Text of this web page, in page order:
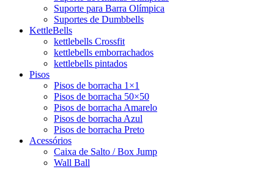
Suporte para Barra Olímpica
Suportes de Dumbbells
KettleBells
kettlebells Crossfit
kettlebells emborrachados
kettlebells pintados
Pisos
Pisos de borracha 1×1
Pisos de borracha 50×50
Pisos de borracha Amarelo
Pisos de borracha Azul
Pisos de borracha Preto
Acessórios
Caixa de Salto / Box Jump
Wall Ball